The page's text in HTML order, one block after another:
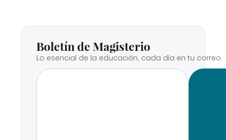
Boletín de Magisterio
Lo esencial de la educación, cada día en tu correo.